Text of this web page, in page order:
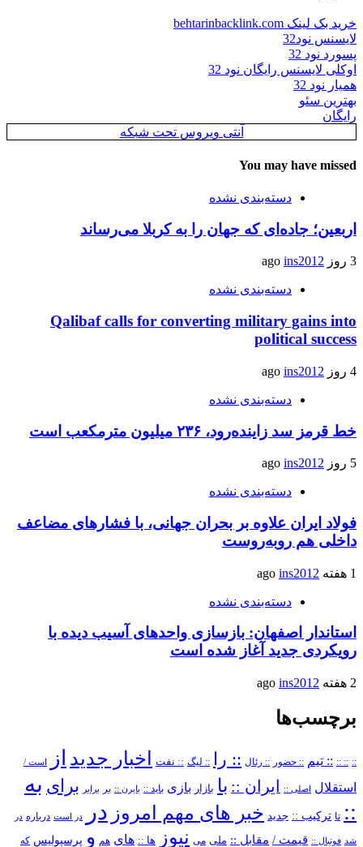
خرید بک لینک behtarinbacklink.com
لایسنس نود32
پسورد نود 32
اوکلی لایسنس رایگان نود 32
همیار نود 32
بهترین سئو
رایگان
آنتی ویروس تحت شبکه
You may have missed
دسته‌بندی نشده
اربعین؛ جاده‌ای که جهان را به کربلا می‌رساند
3 روز ago ins2012
دسته‌بندی نشده
Qalibaf calls for converting military gains into
political success
4 روز ago ins2012
دسته‌بندی نشده
خط قرمز سد زاینده‌رود، ۲۳۶ میلیون مترمکعب است
5 روز ago ins2012
دسته‌بندی نشده
فولاد ایران علاوه بر بحران جهانی، با فشارهای مضاعف
داخلی هم روبه‌روست
1 هفته ago ins2012
دسته‌بندی نشده
استاندار اصفهان: بازسازی واحدهای آسیب دیده با
رویکردی جدید آغاز شده است
2 هفته ago ins2012
برچسب‌ها
::
:: :: :: تیم :: حضور :: رئال :: را :: لیگ :: نفت اخبار جدید از است /
استقلال اصلی :: ایران :: با بازار بازی باید :: بایرن :: بر برابر برای به
:: تا ترکیب :: جدید خبر های مهم امروز در در است درباره در
شد فوتبال :: قیمت / مقابل :: ملی می نیوز ها :: های هم و پرسپولیس که